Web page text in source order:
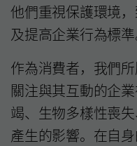
他們重視保護環境
及提高企業行為標準
作為消費者，我們
關注與其互動的企
竭、生物多樣性喪
產生的影響。在自